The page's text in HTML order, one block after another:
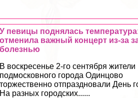
У певицы поднялась
отменила важный концерт из-за
болезнью
В воскресенье 2-го сентября жители
подмосковного города Одинцово
торжественно отпраздновали День
На разных городских......